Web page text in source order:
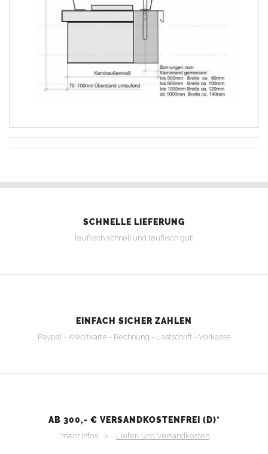
SCHNELLE LIEFERUNG
teuflisch schnell und teuflisch gut!
EINFACH SICHER ZAHLEN
Paypal - Kreditkarte - Rechnung - Lastschrift - Vorkasse
AB 300,- € VERSANDKOSTENFREI (D)*
*mehr Infos > Liefer- und Versandkosten